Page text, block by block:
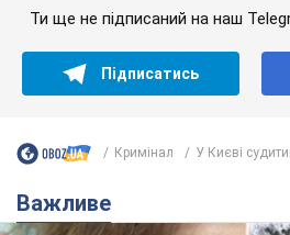
Ти ще не підписаний на наш
Підписатись
Кримінал У Києві
Важливе